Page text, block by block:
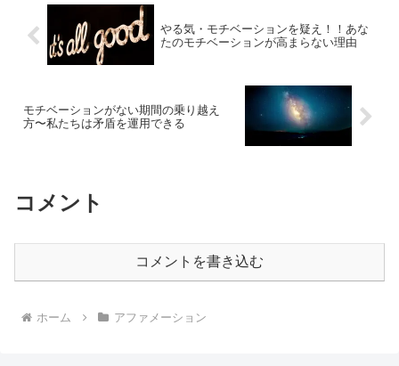
やる気・モチベーションを疑え！！あな
たのモチベーションが高まらない理由
モチベーションがない期間の乗り越え
方〜私たちは矛盾を運用できる
コメント
コメントを書き込む
ホーム アファメーション